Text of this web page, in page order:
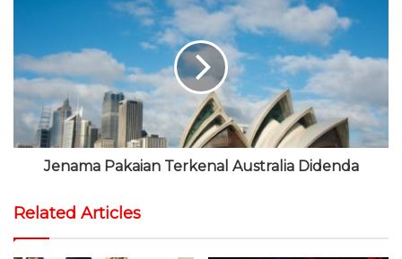
Jenama Pakaian Terkenal Australia Didenda
Related Articles